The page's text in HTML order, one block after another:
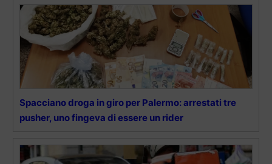
Spacciano droga in giro per Palermo: arrestati tre
pusher, uno fingeva di essere un rider